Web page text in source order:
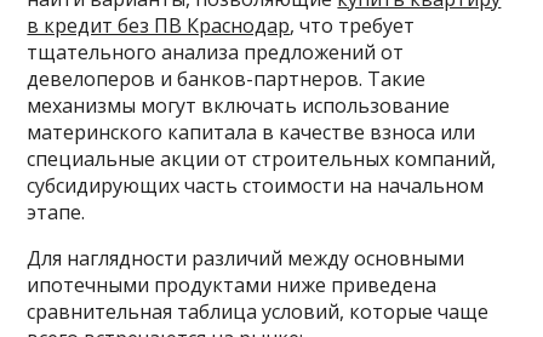
в кредит без ПВ Краснодар, что требует
тщательного анализа предложений от
девелоперов и банков-партнеров. Такие
механизмы могут включать использование
материнского капитала в качестве взноса или
специальные акции от строительных компаний,
субсидирующих часть стоимости на начальном
этапе.
Для наглядности различий между основными
ипотечными продуктами ниже приведена
сравнительная таблица условий, которые чаще